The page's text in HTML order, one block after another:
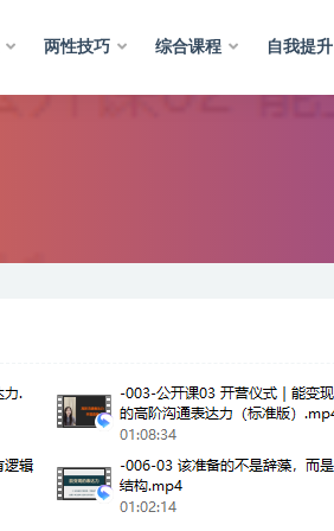
两性技巧 综合课程 自我提升